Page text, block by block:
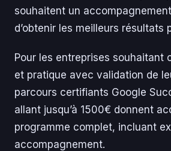
souhaitent un
d’obtenir les meilleurs résultats
Pour les entreprises souhaitant
et pratique avec validation de
parcours certifiants Google
allant jusqu’à 1500€ donnent
programme complet, incluant
accompagnement.